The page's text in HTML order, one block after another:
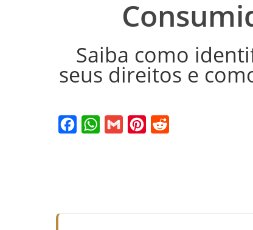
Saiba como
seus direitos e